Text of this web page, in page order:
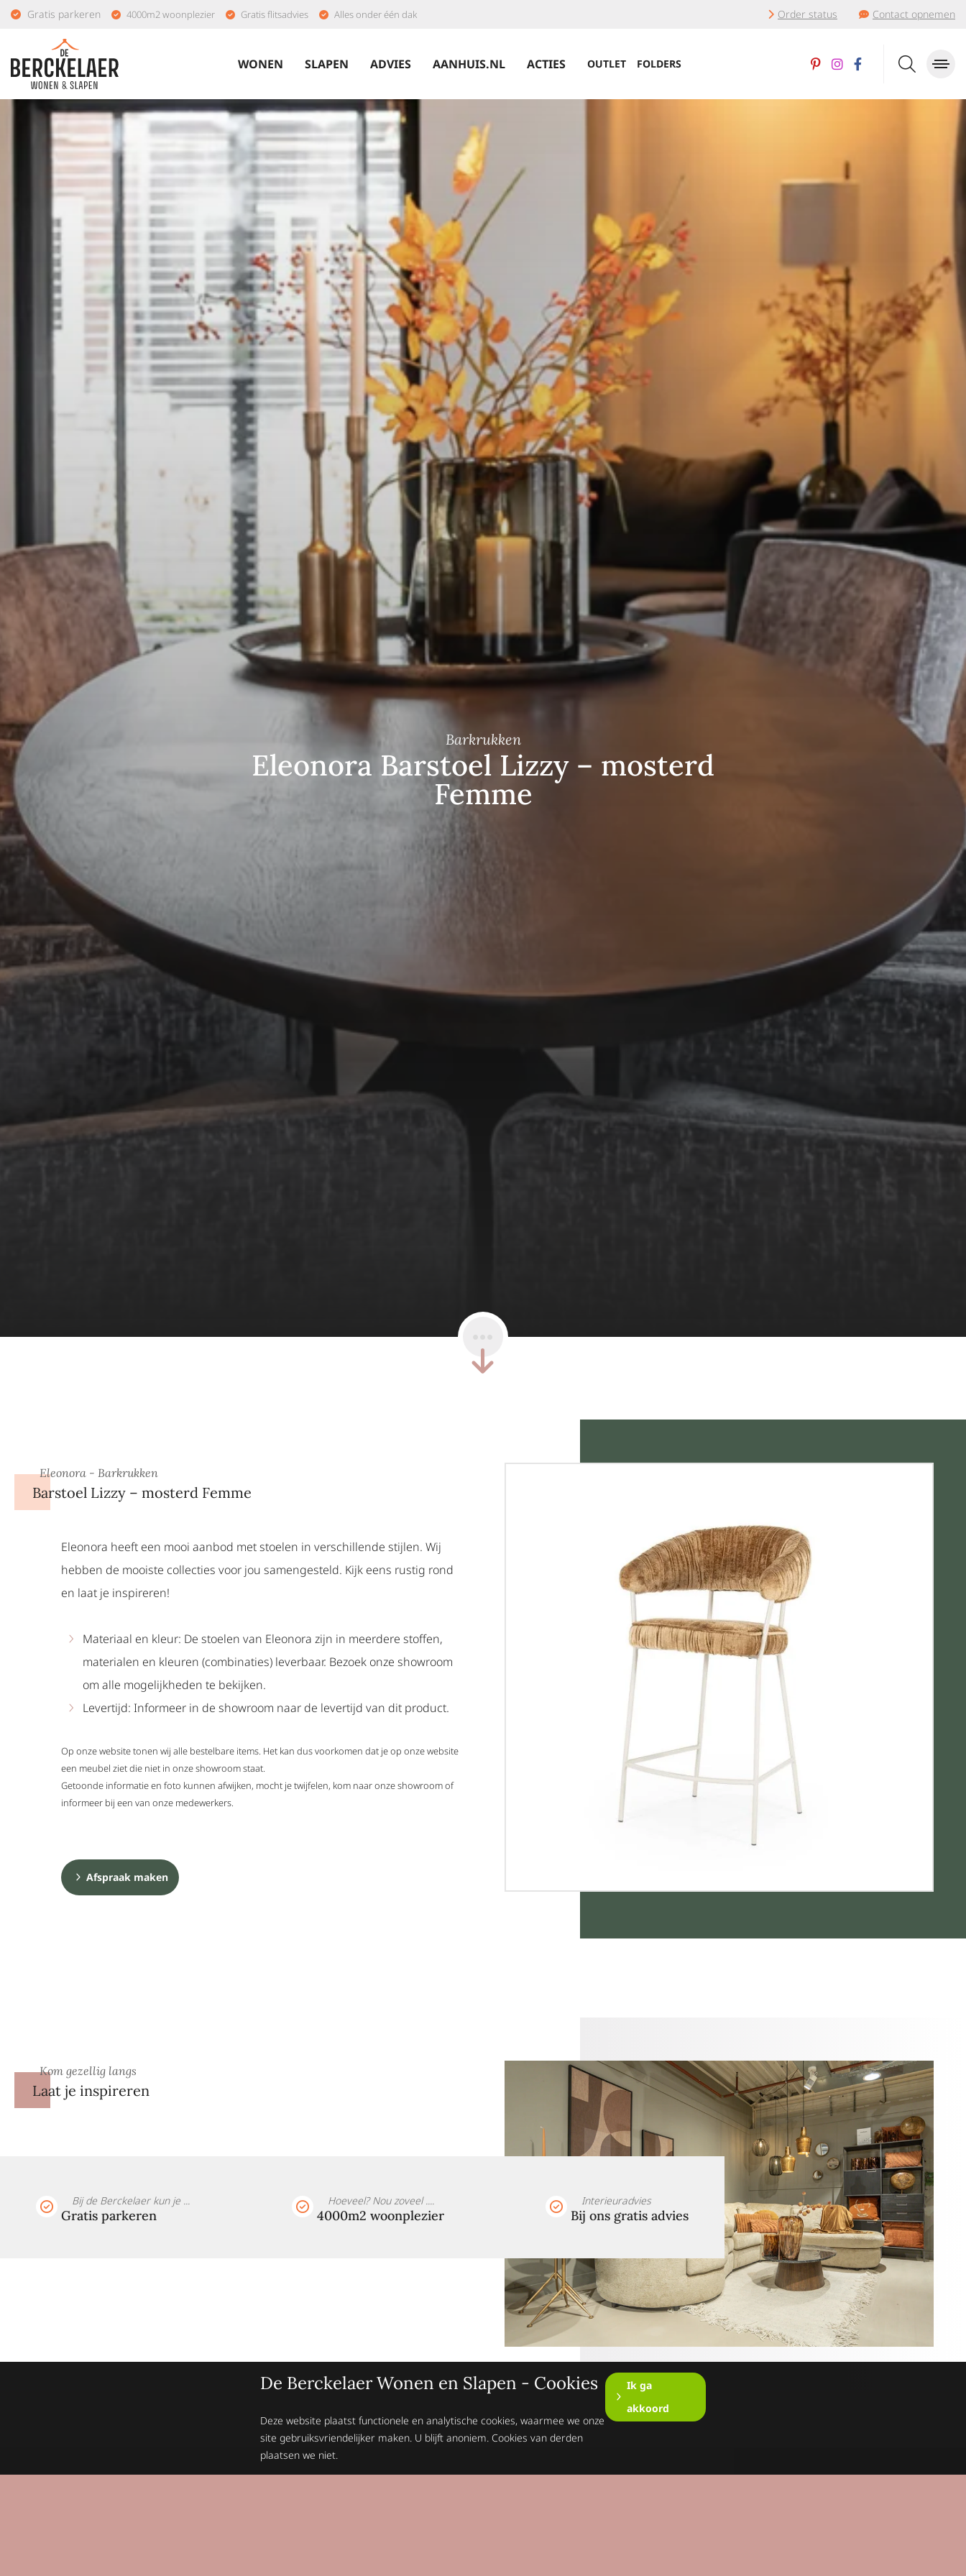
Gratis parkeren 4000m2 woonplezier Gratis flitsadvies Alles onder één dak Order status Contact opnemen
WONEN SLAPEN ADVIES AANHUIS.NL ACTIES OUTLET FOLDERS
Barkrukken
Eleonora Barstoel Lizzy – mosterd
Femme
Eleonora - Barkrukken
Barstoel Lizzy – mosterd Femme
Eleonora heeft een mooi aanbod met stoelen in verschillende stijlen. Wij
hebben de mooiste collecties voor jou samengesteld. Kijk eens rustig rond
en laat je inspireren!
Materiaal en kleur: De stoelen van Eleonora zijn in meerdere stoffen,
materialen en kleuren (combinaties) leverbaar. Bezoek onze showroom
om alle mogelijkheden te bekijken.
Levertijd: Informeer in de showroom naar de levertijd van dit product.
Op onze website tonen wij alle bestelbare items. Het kan dus voorkomen dat je op onze website
een meubel ziet die niet in onze showroom staat.
Getoonde informatie en foto kunnen afwijken, mocht je twijfelen, kom naar onze showroom of
informeer bij een van onze medewerkers.
Afspraak maken
Kom gezellig langs
Laat je inspireren
Bij de Berckelaer kun je ...
Gratis parkeren
Hoeveel? Nou zoveel ....
4000m2 woonplezier
Interieuradvies
Bij ons gratis advies
De Berckelaer Wonen en Slapen - Cookies
Deze website plaatst functionele en analytische cookies, waarmee we onze
site gebruiksvriendelijker maken. U blijft anoniem. Cookies van derden
plaatsen we niet.
Ik ga
akkoord